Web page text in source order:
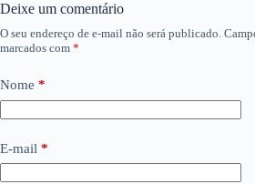
Deixe um comentário
O seu endereço de e-mail não será publicado.
marcados com *
Nome *
E-mail *